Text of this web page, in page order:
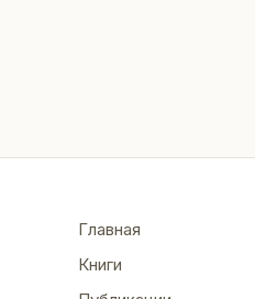
Главная
Книги